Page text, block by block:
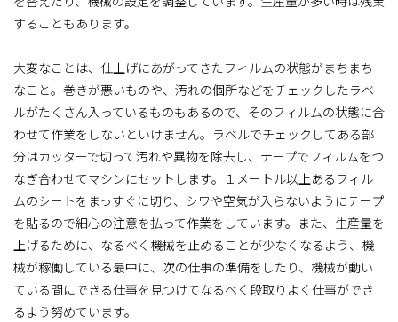
することもあります。
大変なことは、仕上げにあがってきたフィルムの状態がまちまち
なこと。巻きが悪いものや、汚れの個所などをチェックしたラベ
ルがたくさん入っているものもあるので、そのフィルムの状態に合
わせて作業をしないといけません。ラベルでチェックしてある部
分はカッターで切って汚れや異物を除去し、テープでフィルムをつ
なぎ合わせてマシンにセットします。１メートル以上あるフィル
ムのシートをまっすぐに切り、シワや空気が入らないようにテープ
を貼るので細心の注意を払って作業をしています。また、生産量を
上げるために、なるべく機械を止めることが少なくなるよう、機
械が稼働している最中に、次の仕事の準備をしたり、機械が動い
ている間にできる仕事を見つけてなるべく段取りよく仕事ができ
るよう努めています。